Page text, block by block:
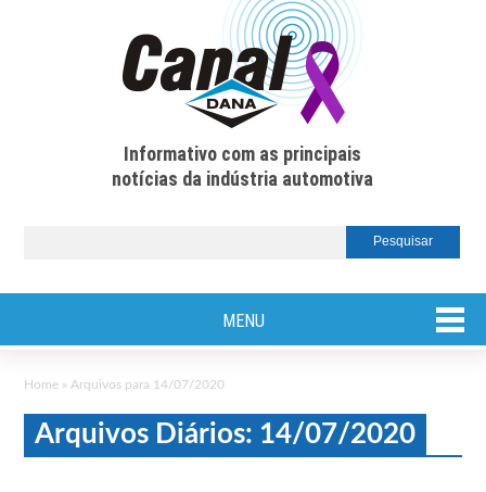
Informativo com as principais
notícias da indústria automotiva
MENU
Home » Arquivos para 14/07/2020
Arquivos Diários: 14/07/2020